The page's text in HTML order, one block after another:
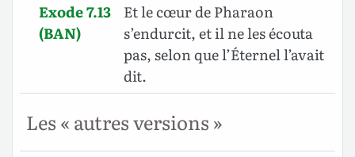
Exode 7.13
(BAN)
Et le cœur de Pharaon
s’endurcit, et il ne les écouta
pas, selon que l’Éternel l’avait
dit.
Les « autres versions »